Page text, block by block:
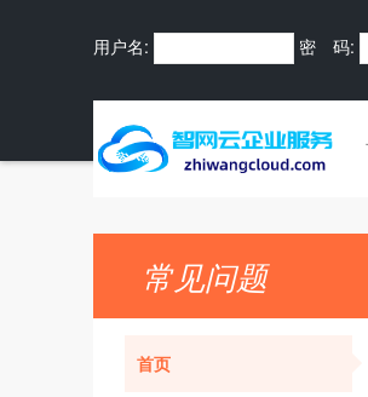
用户名: 密 码:
常见问题
首页